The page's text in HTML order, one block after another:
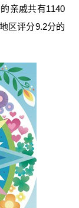
亲戚共有1140
区评分9.2分的